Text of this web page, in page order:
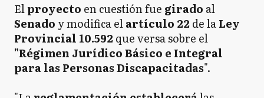
Elproyecto en cuestión fue girado al
Senado y modifica elartículo 22de laLey
Provincial 10.592que versa sobre el
"Régimen Jurídico Básico e Integral
para las Personas Discapacitadas".